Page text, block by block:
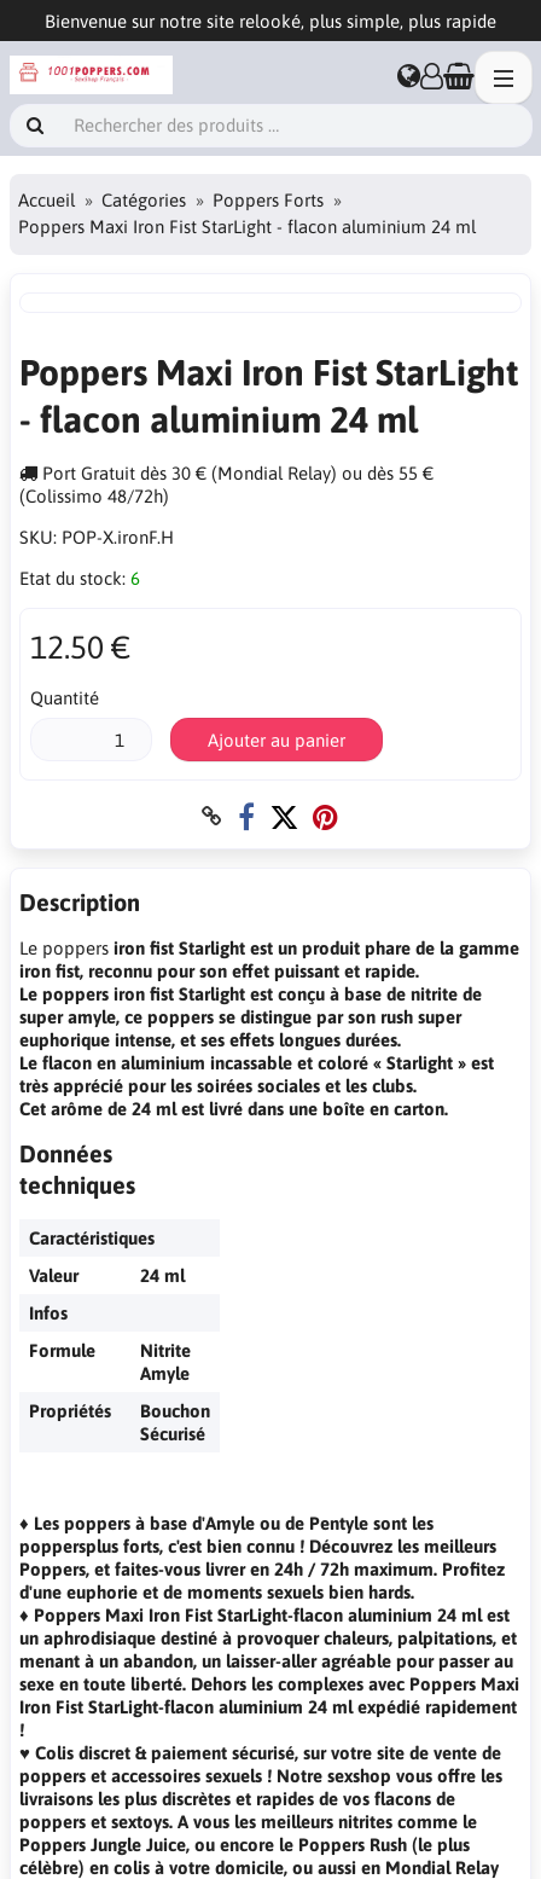
Bienvenue sur notre site relooké, plus simple, plus rapide
Accueil Catégories
Poppers Forts
Poppers Maxi Iron Fist StarLight - flacon aluminium 24 ml
Poppers Maxi Iron Fist StarLight
- flacon aluminium 24 ml
Port Gratuit dès 30 € (Mondial Relay) ou dès 55 €
(Colissimo 48/72h)
SKU: POP-X.ironF.H
Etat du stock: 6
12.50 €
Quantité
Ajouter au panier
Description
Le poppers iron fist Starlight est un produit phare de la gamme
iron fist, reconnu pour son effet puissant et rapide.
Le poppers iron fist Starlight est conçu à base de nitrite de
super amyle, ce poppers se distingue par son rush super
euphorique intense, et ses effets longues durées.
Le flacon en aluminium incassable et coloré « Starlight » est
très apprécié pour les soirées sociales et les clubs.
Cet arôme de 24 ml est livré dans une boîte en carton.
Données
techniques
Caractéristiques
Valeur
24 ml
Infos
Formule
Nitrite
Amyle
Propriétés
Bouchon
Sécurisé
♦ Les poppers à base d'Amyle ou de Pentyle sont les
poppersplus forts, c'est bien connu ! Découvrez les meilleurs
Poppers, et faites-vous livrer en 24h / 72h maximum. Profitez
d'une euphorie et de moments sexuels bien hards.
♦ Poppers Maxi Iron Fist StarLight-flacon aluminium 24 ml est
un aphrodisiaque destiné à provoquer chaleurs, palpitations, et
menant à un abandon, un laisser-aller agréable pour passer au
sexe en toute liberté. Dehors les complexes avec Poppers Maxi
Iron Fist StarLight-flacon aluminium 24 ml expédié rapidement
!
♥ Colis discret & paiement sécurisé, sur votre site de vente de
poppers et accessoires sexuels ! Notre sexshop vous offre les
livraisons les plus discrètes et rapides de vos flacons de
poppers et sextoys. A vous les meilleurs nitrites comme le
Poppers Jungle Juice, ou encore le Poppers Rush (le plus
célèbre) en colis à votre domicile, ou aussi en Mondial Relay